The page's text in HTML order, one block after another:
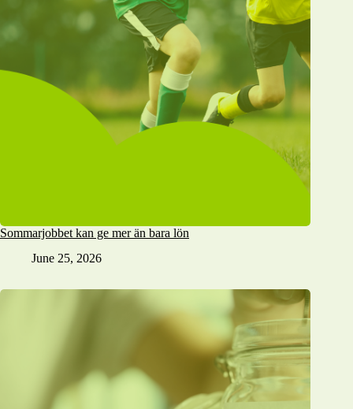
Sommarjobbet kan ge mer än bara lön
June 25, 2026